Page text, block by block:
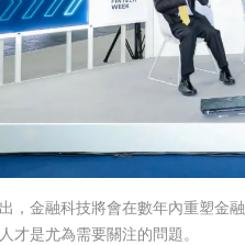
，金融科技將會在數年內重塑金
才是尤為需要關注的問題。